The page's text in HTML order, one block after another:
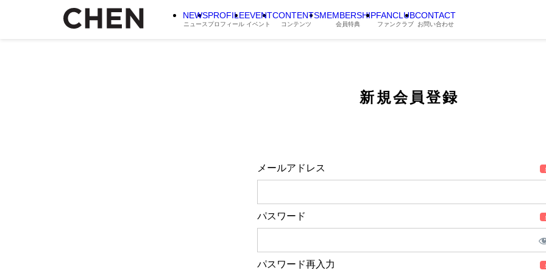
NEWS
ニュース
PROFILE
プロフィール
EVENT
イベント
CONTENTS
コンテンツ
MEMBERSHIP
会員特典
FANCLUB
ファンクラブ
CONTACT
お問い合わせ
新規会員登録
メールアドレス
パスワード
パスワード再入力